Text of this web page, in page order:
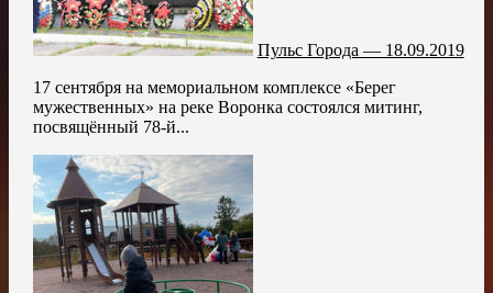
Пульс Города — 18.09.2019
17 сентября на мемориальном комплексе «Берег
мужественных» на реке Воронка состоялся митинг,
посвящённый 78-й...